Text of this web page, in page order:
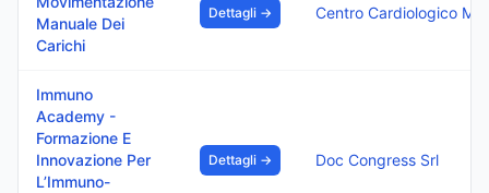
Manuale Dei
Carichi
Dettagli →
Immuno
Academy -
Formazione E
Innovazione Per
L’Immuno-
Dettagli → Doc Congress Srl